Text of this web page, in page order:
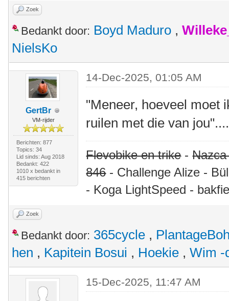
Zoek
Bedankt door: Boyd Maduro ,
NielsKo
GertBr
VM-rijder
Berichten: 877
Topics: 34
Lid sinds: Aug 2018
Bedankt: 422
1010 x bedankt in
415 berichten
14-Dec-2025, 01:05 AM
"Meneer, hoeveel moet
ruilen met die van jou"....
Flevobike en trike-
846- Challenge Alize -
- Koga LightSpeed -
Zoek
Bedankt door: 365cycle ,
hen , Kapitein Bosui , Hoekie , Wim -
15-Dec-2025, 11:47 AM